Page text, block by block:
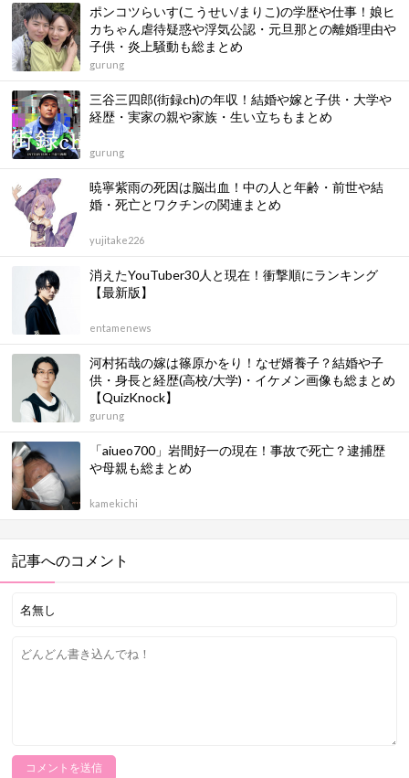
ポンコツらいす(こうせい/まりこ)の学歴や仕事！娘ヒ
カちゃん虐待疑惑や浮気公認・元旦那との離婚理由や
子供・炎上騒動も総まとめ
gurung
三谷三四郎(街録ch)の年収！結婚や嫁と子供・大学や
経歴・実家の親や家族・生い立ちもまとめ
gurung
暁寧紫雨の死因は脳出血！中の人と年齢・前世や結
婚・死亡とワクチンの関連まとめ
yujitake226
消えたYouTuber30人と現在！衝撃順にランキング
【最新版】
entamenews
河村拓哉の嫁は篠原かをり！なぜ婿養子？結婚や子
供・身長と経歴(高校/大学)・イケメン画像も総まとめ
【QuizKnock】
gurung
「aiueo700」岩間好一の現在！事故で死亡？逮捕歴
や母親も総まとめ
kamekichi
記事へのコメント